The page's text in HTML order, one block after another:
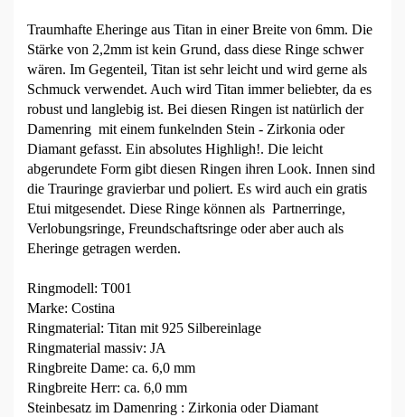
Traumhafte Eheringe aus Titan in einer Breite von 6mm. Die
Stärke von 2,2mm ist kein Grund, dass diese Ringe schwer
wären. Im Gegenteil, Titan ist sehr leicht und wird gerne als
Schmuck verwendet. Auch wird Titan immer beliebter, da es
robust und langlebig ist. Bei diesen Ringen ist natürlich der
Damenring mit einem funkelnden Stein - Zirkonia oder
Diamant gefasst. Ein absolutes Highligh!. Die leicht
abgerundete Form gibt diesen Ringen ihren Look. Innen sind
die Trauringe gravierbar und poliert. Es wird auch ein gratis
Etui mitgesendet. Diese Ringe können als Partnerringe,
Verlobungsringe, Freundschaftsringe oder aber auch als
Eheringe getragen werden.
Ringmodell: T001
Marke: Costina
Ringmaterial: Titan mit 925 Silbereinlage
Ringmaterial massiv: JA
Ringbreite Dame: ca. 6,0 mm
Ringbreite Herr: ca. 6,0 mm
Steinbesatz im Damenring : Zirkonia oder Diamant